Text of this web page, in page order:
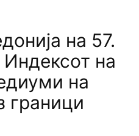
на 57.
на
на
граници